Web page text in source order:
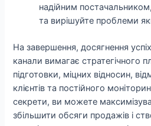
надійним
та вирішуйте проблеми
На завершення, досягнення
канали вимагає стратегічного
підготовки, міцних відносин,
клієнтів та постійного
секрети, ви можете
збільшити обсяги продажів і